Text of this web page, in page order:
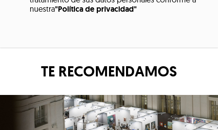
nuestra"Política de privacidad"
TE RECOMENDAMOS